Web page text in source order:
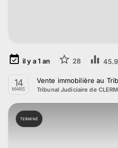
il y a1 an 28
14
MARS
Vente immobilière au
Tribunal Judiciaire de
TERMINÉ